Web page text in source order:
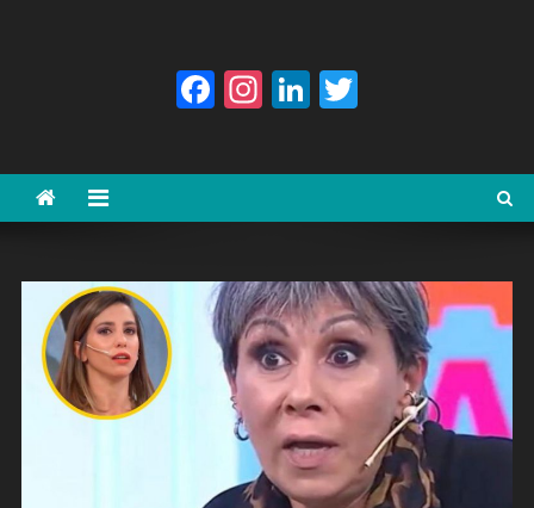
Facebook
Instagram
LinkedIn